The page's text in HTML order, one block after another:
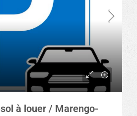
à louer / Marengo-